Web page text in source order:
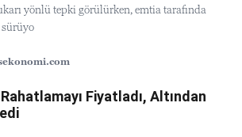
yönlü tepki görülürken, emtia tarafında
sürüyo
Fiyatladı, Altından